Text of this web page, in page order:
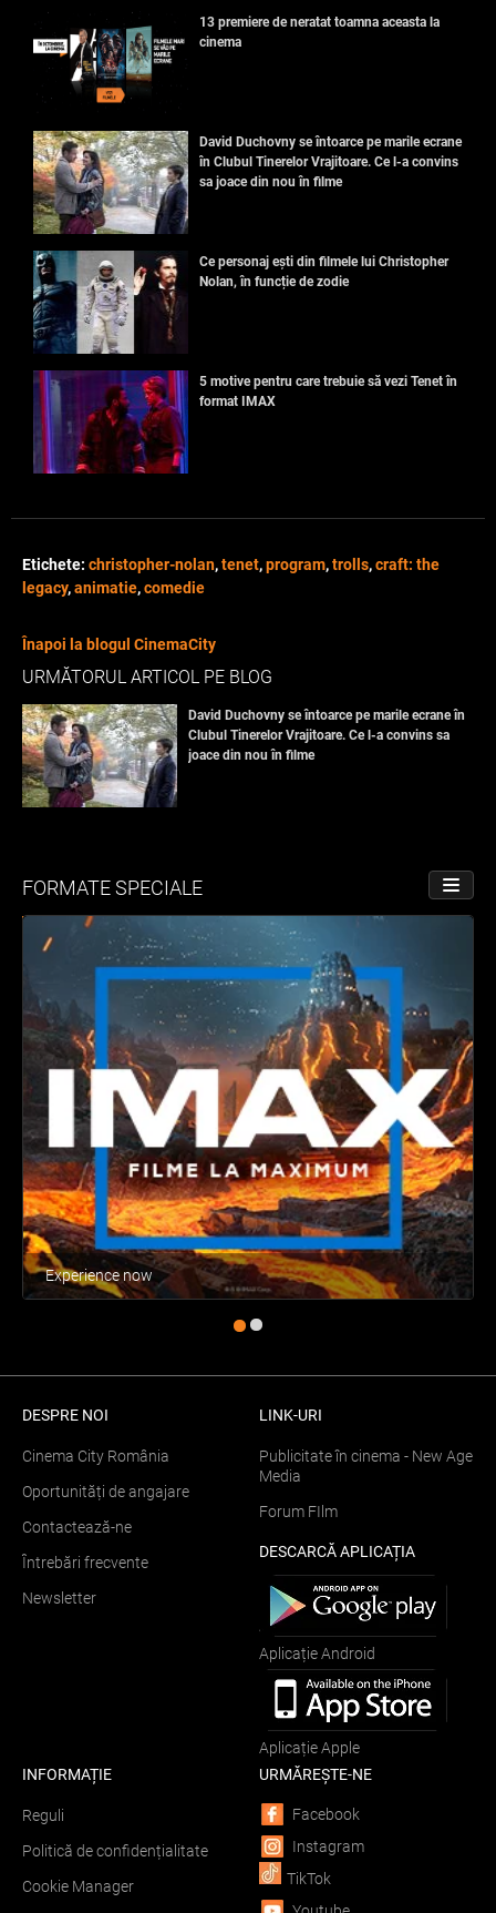
13 premiere de neratat toamna aceasta la
cinema
David Duchovny se întoarce pe marile ecrane
în Clubul Tinerelor Vrajitoare. Ce l-a convins
sa joace din nou în filme
Ce personaj ești din filmele lui Christopher
Nolan, în funcție de zodie
5 motive pentru care trebuie să vezi Tenet în
format IMAX
Etichete: christopher-nolan,tenet,program,trolls,craft: the
legacy,animatie,comedie
Înapoi la blogul CinemaCity
URMĂTORUL ARTICOL PE BLOG
David Duchovny se întoarce pe marile ecrane în
Clubul Tinerelor Vrajitoare. Ce l-a convins sa
joace din nou în filme
FORMATE SPECIALE
Experience now
DESPRE NOI
Cinema City România
Oportunități de angajare
Contactează-ne
Întrebări frecvente
Newsletter
LINK-URI
Publicitate în cinema - New Age
Media
Forum FIlm
DESCARCĂ APLICAȚIA
Aplicație Android
Aplicație Apple
INFORMAȚIE
Reguli
Politică de confidențialitate
Cookie Manager
URMĂREȘTE-NE
Facebook
Instagram
TikTok